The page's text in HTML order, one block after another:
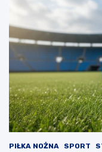
PIŁKA NOŻNA SPORT